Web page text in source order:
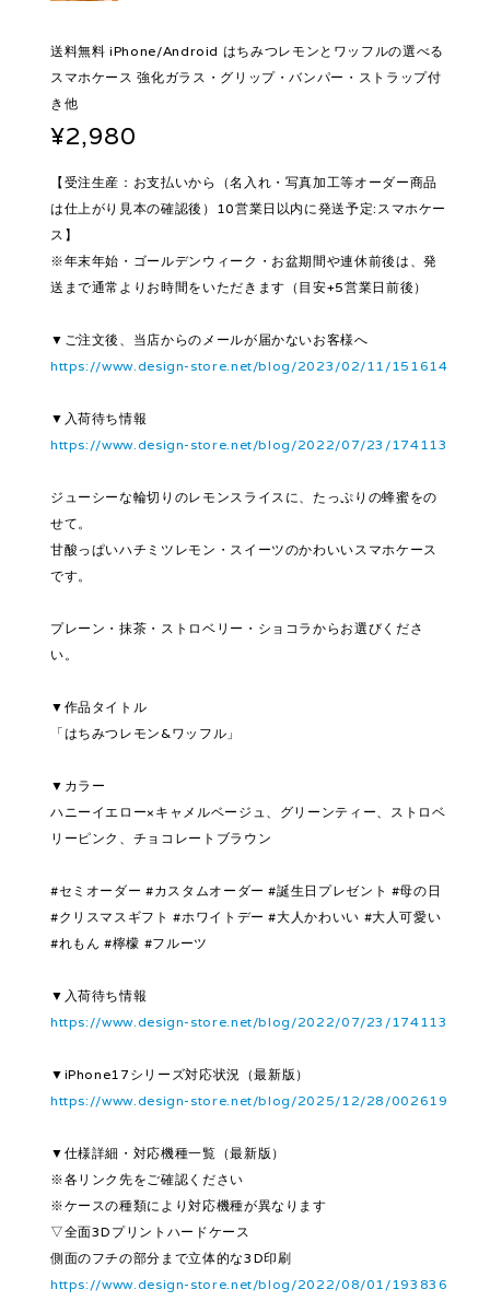
送料無料 iPhone/Android はちみつレモンとワッフルの選べる
スマホケース 強化ガラス・グリップ・バンパー・ストラップ付
き他
¥2,980
【受注生産：お支払いから（名入れ・写真加工等オーダー商品
は仕上がり見本の確認後）10営業日以内に発送予定:スマホケー
ス】
※年末年始・ゴールデンウィーク・お盆期間や連休前後は、発
送まで通常よりお時間をいただきます（目安+5営業日前後）
▼ご注文後、当店からのメールが届かないお客様へ
https://www.design-store.net/blog/2023/02/11/151614
▼入荷待ち情報
https://www.design-store.net/blog/2022/07/23/174113
ジューシーな輪切りのレモンスライスに、たっぷりの蜂蜜をの
せて。
甘酸っぱいハチミツレモン・スイーツのかわいいスマホケース
です。
プレーン・抹茶・ストロベリー・ショコラからお選びくださ
い。
▼作品タイトル
「はちみつレモン&ワッフル」
▼カラー
ハニーイエロー×キャメルベージュ、グリーンティー、ストロベ
リーピンク、チョコレートブラウン
#セミオーダー #カスタムオーダー #誕生日プレゼント #母の日
#クリスマスギフト #ホワイトデー #大人かわいい #大人可愛い
#れもん #檸檬 #フルーツ
▼入荷待ち情報
https://www.design-store.net/blog/2022/07/23/174113
▼iPhone17シリーズ対応状況（最新版）
https://www.design-store.net/blog/2025/12/28/002619
▼仕様詳細・対応機種一覧（最新版）
※各リンク先をご確認ください
※ケースの種類により対応機種が異なります
▽全面3Dプリントハードケース
側面のフチの部分まで立体的な3D印刷
https://www.design-store.net/blog/2022/08/01/193836